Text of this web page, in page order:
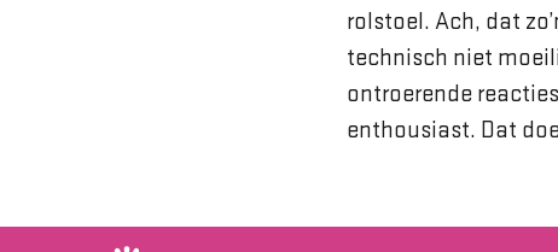
rolstoel. Ach, dat
technisch niet
ontroerende
enthousiast. Dat